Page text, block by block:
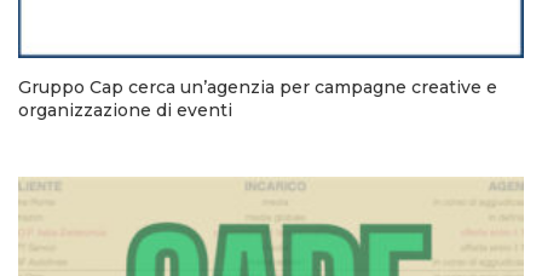
Gruppo Cap cerca un’agenzia per campagne creative e
organizzazione di eventi